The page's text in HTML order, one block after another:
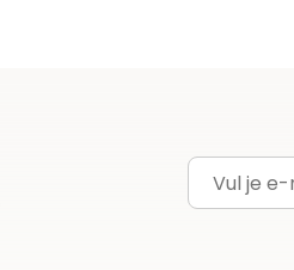
E-mailadres